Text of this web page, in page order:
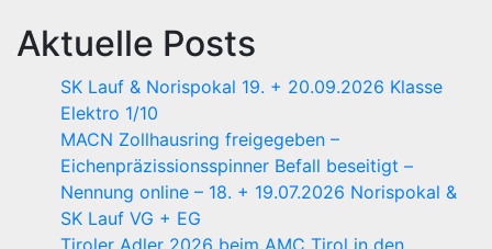
Aktuelle Posts
SK Lauf & Norispokal 19. + 20.09.2026 Klasse
Elektro 1/10
MACN Zollhausring freigegeben –
Eichenpräzissionsspinner Befall beseitigt –
Nennung online – 18. + 19.07.2026 Norispokal &
SK Lauf VG + EG
Tiroler Adler 2026 beim AMC Tirol in den